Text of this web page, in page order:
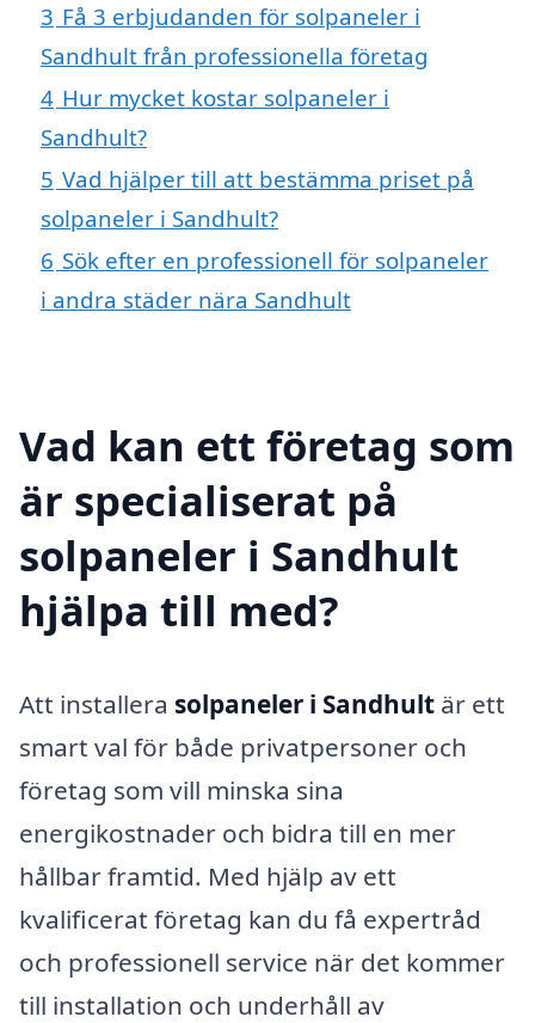
3 Få 3 erbjudanden för solpaneler i
Sandhult från professionella företag
4 Hur mycket kostar solpaneler i
Sandhult?
5 Vad hjälper till att bestämma priset på
solpaneler i Sandhult?
6 Sök efter en professionell för solpaneler
i andra städer nära Sandhult
Vad kan ett företag som
är specialiserat på
solpaneler i Sandhult
hjälpa till med?
Att installera solpaneler i Sandhult är ett
smart val för både privatpersoner och
företag som vill minska sina
energikostnader och bidra till en mer
hållbar framtid. Med hjälp av ett
kvalificerat företag kan du få expertråd
och professionell service när det kommer
till installation och underhåll av